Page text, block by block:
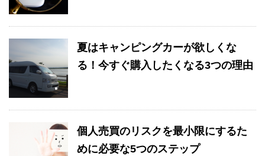
夏はキャンピングカーが欲しくな
る！今すぐ購入したくなる3つの理由
個人売買のリスクを最小限にするた
めに必要な5つのステップ